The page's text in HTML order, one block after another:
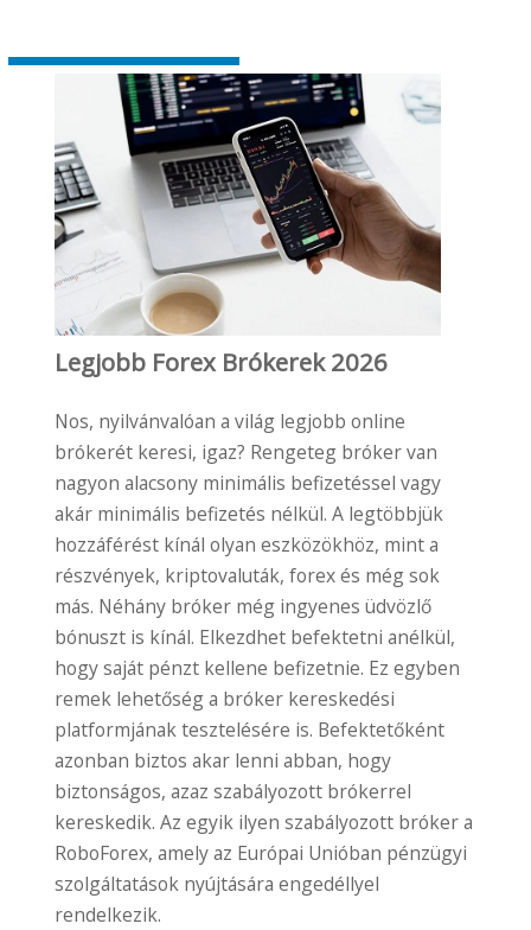
Legjobb Forex Brókerek 2026
Nos, nyilvánvalóan a világ legjobb online
brókerét keresi, igaz? Rengeteg bróker van
nagyon alacsony minimális befizetéssel vagy
akár minimális befizetés nélkül. A legtöbbjük
hozzáférést kínál olyan eszközökhöz, mint a
részvények, kriptovaluták, forex és még sok
más. Néhány bróker még ingyenes üdvözlő
bónuszt is kínál. Elkezdhet befektetni anélkül,
hogy saját pénzt kellene befizetnie. Ez egyben
remek lehetőség a bróker kereskedési
platformjának tesztelésére is. Befektetőként
azonban biztos akar lenni abban, hogy
biztonságos, azaz szabályozott brókerrel
kereskedik. Az egyik ilyen szabályozott bróker a
RoboForex, amely az Európai Unióban pénzügyi
szolgáltatások nyújtására engedéllyel
rendelkezik.